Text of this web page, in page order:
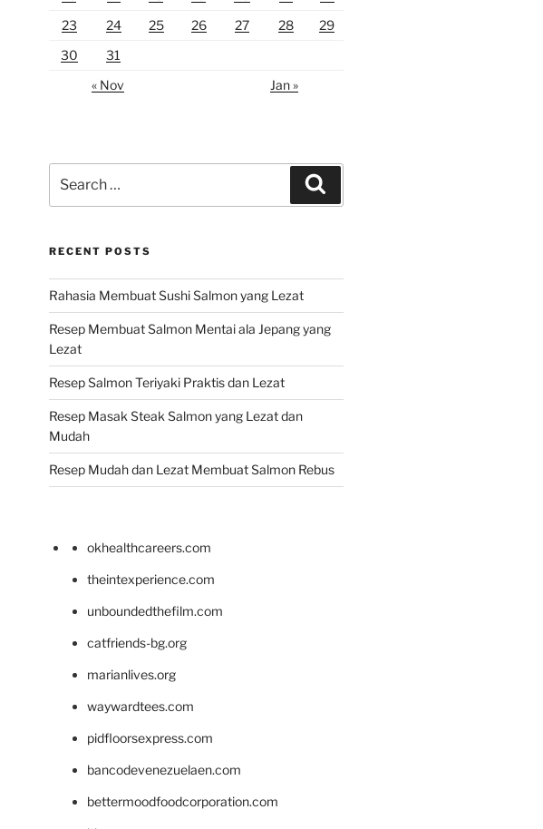
23
24 25 26 27 28
29
30
31
« Nov
Jan »
for:
RECENT POSTS
Rahasia Membuat Sushi Salmon yang Lezat
Resep Membuat Salmon Mentai ala Jepang yang
Lezat
Resep Salmon Teriyaki Praktis dan Lezat
Resep Masak Steak Salmon yang Lezat dan
Mudah
Resep Mudah dan Lezat Membuat Salmon Rebus
okhealthcareers.com
theintexperience.com
unboundedthefilm.com
catfriends-bg.org
marianlives.org
waywardtees.com
pidfloorsexpress.com
bancodevenezuelaen.com
bettermoodfoodcorporation.com